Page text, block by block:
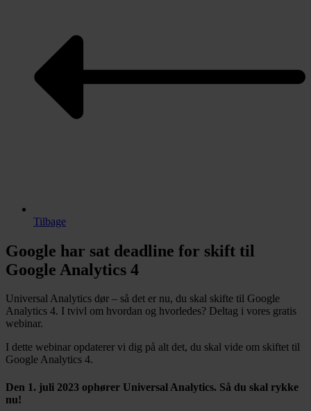
Tilbage
Google har sat deadline for skift til
Google Analytics 4
Universal Analytics dør – så det er nu, du skal skifte til Google
Analytics 4. I tvivl om hvordan og hvorledes? Deltag i vores gratis
webinar.
I dette webinar opdaterer vi dig på alt det, du skal vide om skiftet til
Google Analytics 4.
Den 1. juli 2023 ophører Universal Analytics. Så du skal rykke
nu!